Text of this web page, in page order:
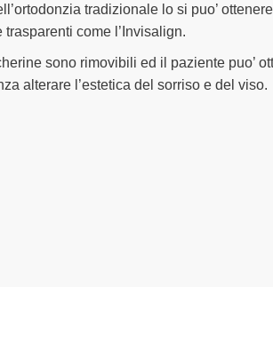
tradizionale lo si puo’
come l’Invisalign.
sono rimovibili ed il paziente puo’
alterare l’estetica del sorriso e del viso.